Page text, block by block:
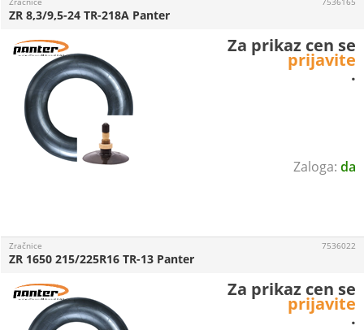
da
ZR 8,3/9,5-24 TR-218A Panter
Za prikaz cen se
prijavite
.
Zračnice
ZR 1650 215/225R16 TR-13 Panter
7536022
Za prikaz cen se
prijavite
.